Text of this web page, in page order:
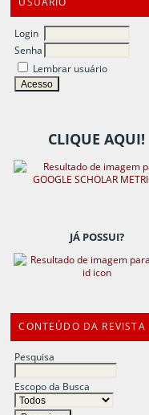
Login
Senha
Lembrar usuário
CLIQUE AQUI!
JÁ POSSUI?
CONTEÚDO DA REVISTA
Pesquisa
Escopo da Busca